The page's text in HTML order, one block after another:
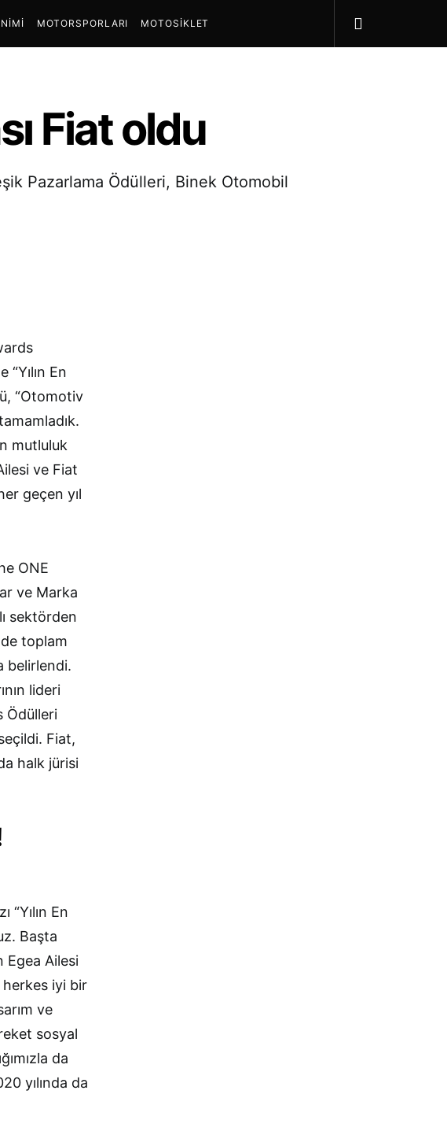
MOTORSPORLARI MOTOSIKLET
Fiat oldu
Pazarlama Ödülleri, Binek Otomobil
En
“Otomotiv
mutluluk
ve Fiat
geçen yıl
ONE
ve Marka
sektörden
toplam
belirlendi.
lideri
Ödülleri
Fiat,
halk jürisi
“Yılın En
Başta
Egea Ailesi
herkes iyi bir
ve
sosyal
da
yılında da